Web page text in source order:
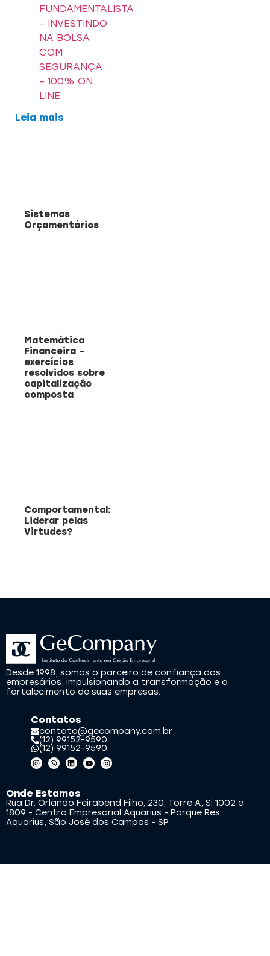
FUNDAMENTALISTA
– INVESTINDO
NA BOLSA
COM
SEGURANÇA
– 100% ON
LINE
Leia mais
Sistemas
Orçamentários
Matemática
Financeira –
exercícios
resolvidos sobre
capitalização
composta
Comportamental:
Liderar pelas
Virtudes?
Desde 1998, somos o parceiro de confiança dos
empresários, impulsionando a transformação e o
fortalecimento de suas empresas.
Contatos
contato@gecompany.com.br
(12) 99152-9590
(12) 99152-9590
Onde Estamos
Rua Dr. Orlando Feirabend Filho, 230, Torre A, Sl 1002 e
1809 - Centro Empresarial Aquarius - Parque Res.
Aquarius, São José dos Campos - SP